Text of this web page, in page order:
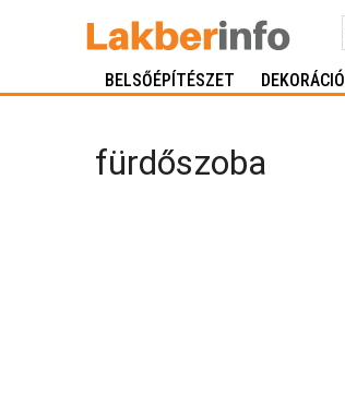
BELSŐÉPÍTÉSZET DEKORÁCIÓ
fürdőszoba